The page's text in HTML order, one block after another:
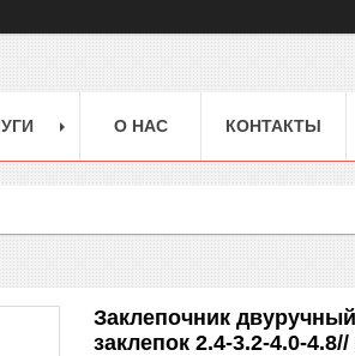
О НАС КОНТАКТЫ
Заклепочник
заклепок 2.4-3.2-4.0-